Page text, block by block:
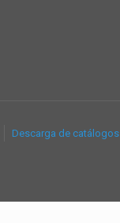
Descarga de catálogos